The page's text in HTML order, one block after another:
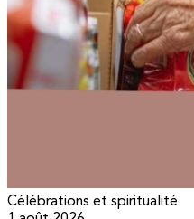
Célébrations et spiritualité